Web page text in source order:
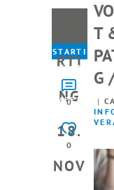
RTI
NG
18.
NOV
STARTI
NG 18.
NOVE
MBER
0
0
T
G